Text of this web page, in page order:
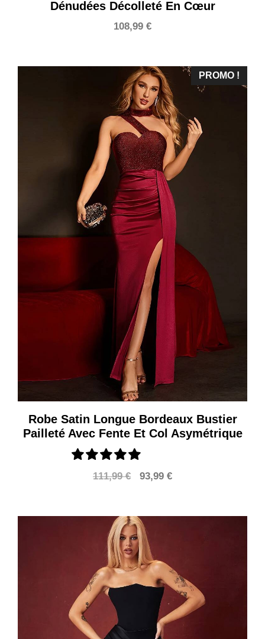
Dénudées Décolleté En Cœur
108,99 €
PROMO !
Robe Satin Longue Bordeaux Bustier
Pailleté Avec Fente Et Col Asymétrique
111,99€
Le
était :
111,99 €.
93,99 €Le
est :